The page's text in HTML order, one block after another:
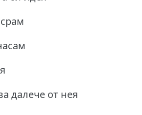
далече от нея